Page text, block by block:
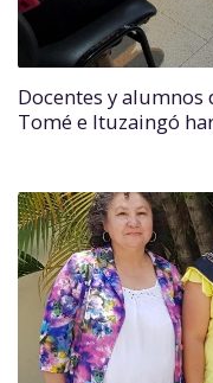
Docentes y alumnos
Tomé e Ituzaingó